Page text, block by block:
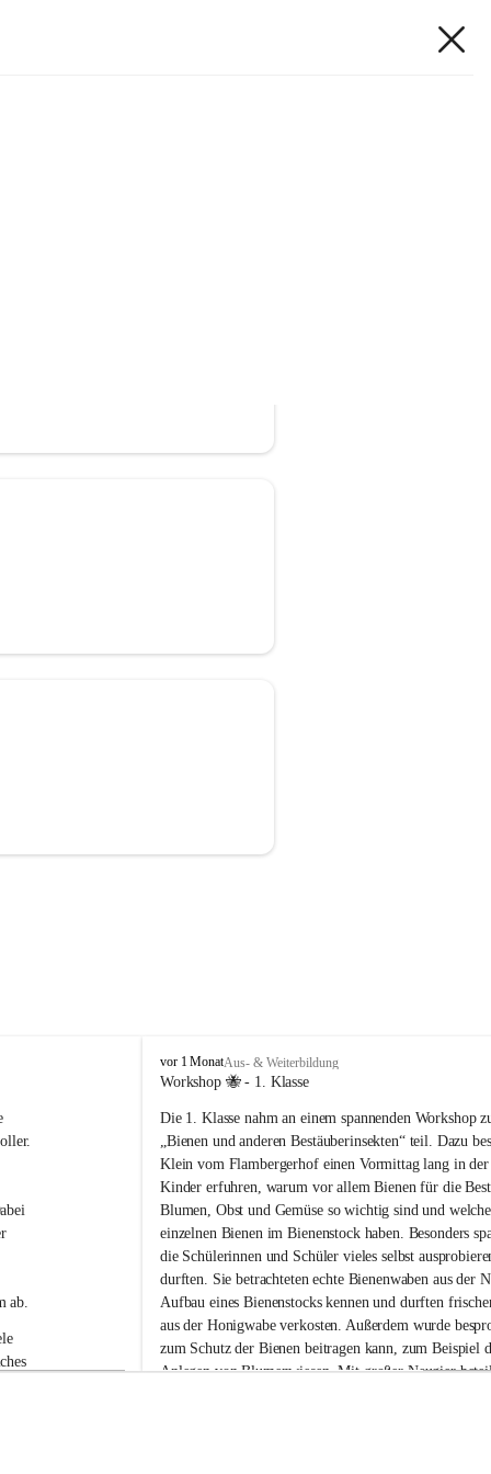
ab.
V
o
k
s
s
c
h
u
l
e
G
a
b
r
s
vor 1 MonatAus- & Weiterbildung
Workshop 🐝 - 1. Klasse
Die 1. Klasse nahm an einem spannenden Workshop
„Bienen und anderen Bestäuberinsekten“ teil. Dazu
Klein vom Flambergerhof einen Vormittag lang in
Kinder erfuhren, warum vor allem Bienen für die
Blumen, Obst und Gemüse so wichtig sind und
einzelnen Bienen im Bienenstock haben. Besonders
die Schülerinnen und Schüler vieles selbst
durften. Sie betrachteten echte Bienenwaben aus der
Aufbau eines Bienenstocks kennen und durften
aus der Honigwabe verkosten. Außerdem wurde
zum Schutz der Bienen beitragen kann, zum Beispiel
Anlegen von Blumenwiesen. Mit großer Neugier